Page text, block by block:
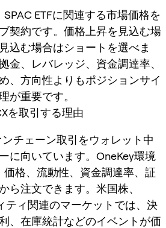
ETFに関連する市場価格を
契約です。価格上昇を見込む場
込む場合はショートを選べま
金、レバレッジ、資金調達率、
、方向性よりもポジションサイ
が重要です。
を取引する理由
チェーン取引をウォレット中
に向いています。OneKey環境
価格、流動性、資金調達率、証
ら注文できます。米国株、
ティ関連のマーケットでは、決
、在庫統計などのイベントが価